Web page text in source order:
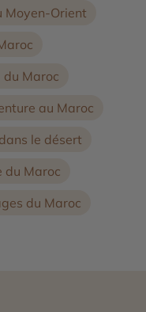
Moyen-Orient
du Maroc
au Maroc
le désert
du Maroc
du Maroc